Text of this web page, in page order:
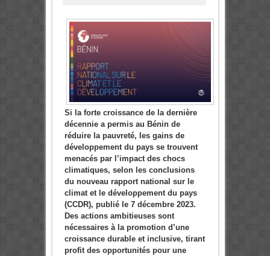
Si la forte croissance de la dernière
décennie a permis au Bénin de
réduire la pauvreté, les gains de
développement du pays se trouvent
menacés par l’impact des chocs
climatiques, selon les conclusions
du nouveau rapport national sur le
climat et le développement du pays
(CCDR), publié le 7 décembre 2023.
Des actions ambitieuses sont
nécessaires à la promotion d’une
croissance durable et inclusive, tirant
profit des opportunités pour une